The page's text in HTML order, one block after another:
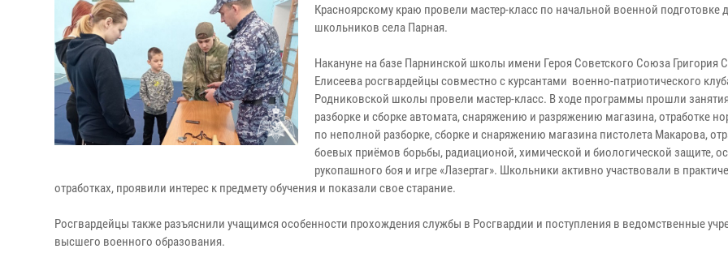
Красноярскому краю провели мастер-класс по начальной военной подготовке
школьников села Парная.
Накануне на базе Парнинской школы имени Героя Советского Союза Григория
Елисеева росгвардейцы совместно с курсантами военно-патриотического
Родниковской школы провели мастер-класс. В ходе программы прошли
разборке и сборке автомата, снаряжению и разряжению магазина, отработке
по неполной разборке, сборке и снаряжению магазина пистолета Макарова,
боевых приёмов борьбы, радиационой, химической и биологической защите,
рукопашного боя и игре «Лазертаг». Школьники активно участвовали в
отработках, проявили интерес к предмету обучения и показали свое старание.
Росгвардейцы также разъяснили учащимся особенности прохождения службы в Росгвардии и поступления в ведомственные
высшего военного образования.